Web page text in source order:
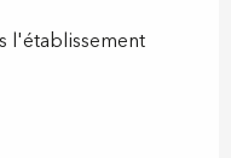
l'établissement